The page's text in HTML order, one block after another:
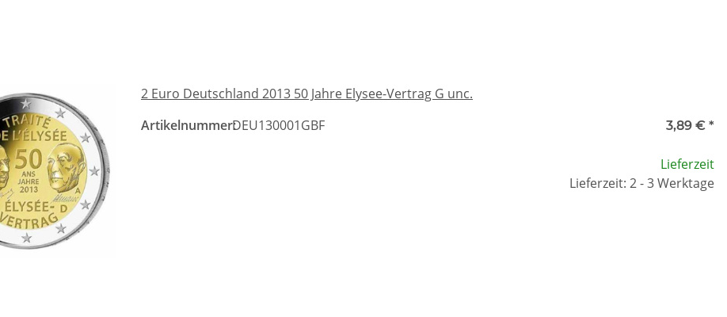
2 Euro Deutschland 2013 50 Jahre Elysee-Vertrag G unc.
Artikelnummer:DEU130001GBF 3,89 € *
Lieferzeit
Lieferzeit: 2 - 3 Werktage